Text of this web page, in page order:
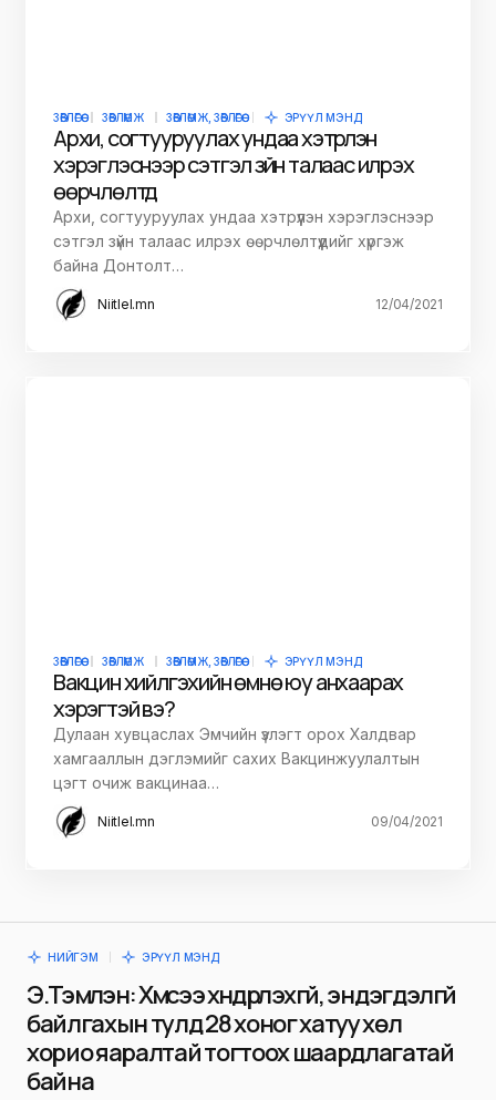
ЗӨВЛӨГӨӨ ЗӨВЛӨМЖ ЗӨВЛӨМЖ, ЗӨВЛӨГӨӨ ЭРҮҮЛ МЭНД
Архи, согтууруулах ундаа хэтрүүлэн
хэрэглэснээр сэтгэл зүйн талаас илрэх
өөрчлөлтүүд
Архи, согтууруулах ундаа хэтрүүлэн хэрэглэснээр
сэтгэл зүйн талаас илрэх өөрчлөлтүүдийг хүргэж
байна Донтолт…
Niitlel.mn 12/04/2021
ЗӨВЛӨГӨӨ ЗӨВЛӨМЖ ЗӨВЛӨМЖ, ЗӨВЛӨГӨӨ ЭРҮҮЛ МЭНД
Вакцин хийлгэхийн өмнө юу анхаарах
хэрэгтэй вэ?
Дулаан хувцаслах Эмчийн үзлэгт орох Халдвар
хамгааллын дэглэмийг сахих Вакцинжуулалтын
цэгт очиж вакцинаа…
Niitlel.mn 09/04/2021
НИЙГЭМ ЭРҮҮЛ МЭНД
Э.Тэмүүлэн: Хүмүүсээ хүндрүүлэхгүй, эндэгдэлгүй
байлгахын тулд 28 хоног хатуу хөл
хорио яаралтай тогтоох шаардлагатай
байна